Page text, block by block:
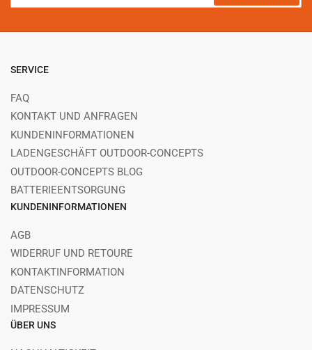
Mail
SERVICE
FAQ
KONTAKT UND ANFRAGEN
KUNDENINFORMATIONEN
LADENGESCHÄFT OUTDOOR-CONCEPTS
OUTDOOR-CONCEPTS BLOG
BATTERIEENTSORGUNG
KUNDENINFORMATIONEN
AGB
WIDERRUF UND RETOURE
KONTAKTINFORMATION
DATENSCHUTZ
IMPRESSUM
ÜBER UNS